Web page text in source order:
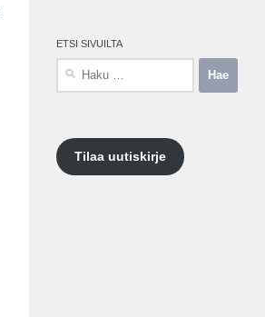
ETSI SIVUILTA
Tilaa uutiskirje